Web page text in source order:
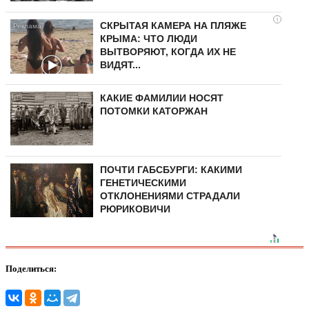
i
СКРЫТАЯ КАМЕРА НА ПЛЯЖЕ
КРЫМА: ЧТО ЛЮДИ
ВЫТВОРЯЮТ, КОГДА ИХ НЕ
ВИДЯТ...
КАКИЕ ФАМИЛИИ НОСЯТ
ПОТОМКИ КАТОРЖАН
ПОЧТИ ГАБСБУРГИ: КАКИМИ
ГЕНЕТИЧЕСКИМИ
ОТКЛОНЕНИЯМИ СТРАДАЛИ
РЮРИКОВИЧИ
Поделиться: